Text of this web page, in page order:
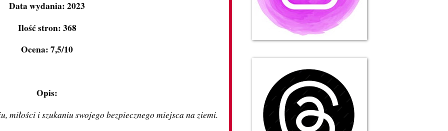
Data wydania: 2023
Ilość stron: 368
Ocena: 7,5/10
Opis:
miłości i szukaniu swojego bezpiecznego miejsca na ziemi.